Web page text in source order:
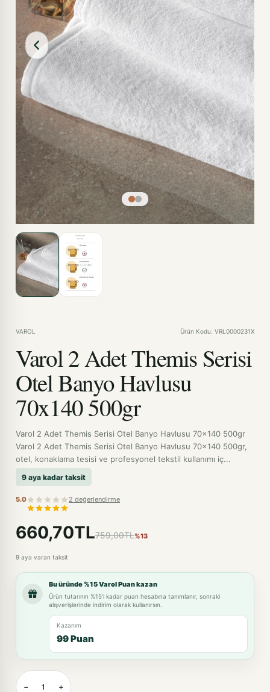
VAROL Ürün Kodu: VRL0000231X
Varol 2 Adet Themis Serisi
Otel Banyo Havlusu
70x140 500gr
Varol 2 Adet Themis Serisi Otel Banyo Havlusu 70x140 500gr
Varol 2 Adet Themis Serisi Otel Banyo Havlusu 70x140 500gr,
otel, konaklama tesisi ve profesyonel tekstil kullanımı iç...
9 aya kadar taksit
5.0 2 değerlendirme
660,70TL759,00TL%13
9 aya varan taksit
Bu üründe %15 Varol Puan kazan
Ürün tutarının %15'i kadar puan hesabına tanımlanır, sonraki
alışverişlerinde indirim olarak kullanırsın.
Kazanım
99 Puan
− +